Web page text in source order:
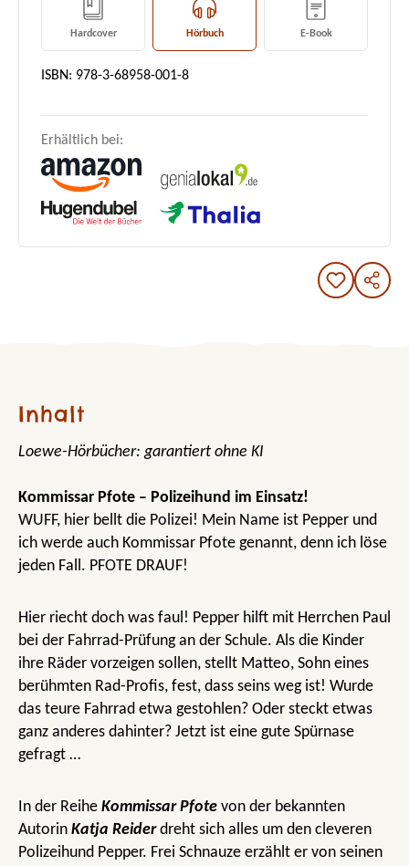
Hardcover Hörbuch E-Book
ISBN: 978-3-68958-001-8
Erhältlich bei:
Inhalt
Loewe-Hörbücher: garantiert ohne KI
Kommissar Pfote – Polizeihund im Einsatz!
WUFF, hier bellt die Polizei! Mein Name ist Pepper und
ich werde auch Kommissar Pfote genannt, denn ich löse
jeden Fall. PFOTE DRAUF!
Hier riecht doch was faul! Pepper hilft mit Herrchen Paul
bei der Fahrrad-Prüfung an der Schule. Als die Kinder
ihre Räder vorzeigen sollen, stellt Matteo, Sohn eines
berühmten Rad-Profis, fest, dass seins weg ist! Wurde
das teure Fahrrad etwa gestohlen? Oder steckt etwas
ganz anderes dahinter? Jetzt ist eine gute Spürnase
gefragt …
In der Reihe Kommissar Pfote von der bekannten
Autorin Katja Reiderdreht sich alles um den cleveren
Polizeihund Pepper. Frei Schnauze erzählt er von seinen